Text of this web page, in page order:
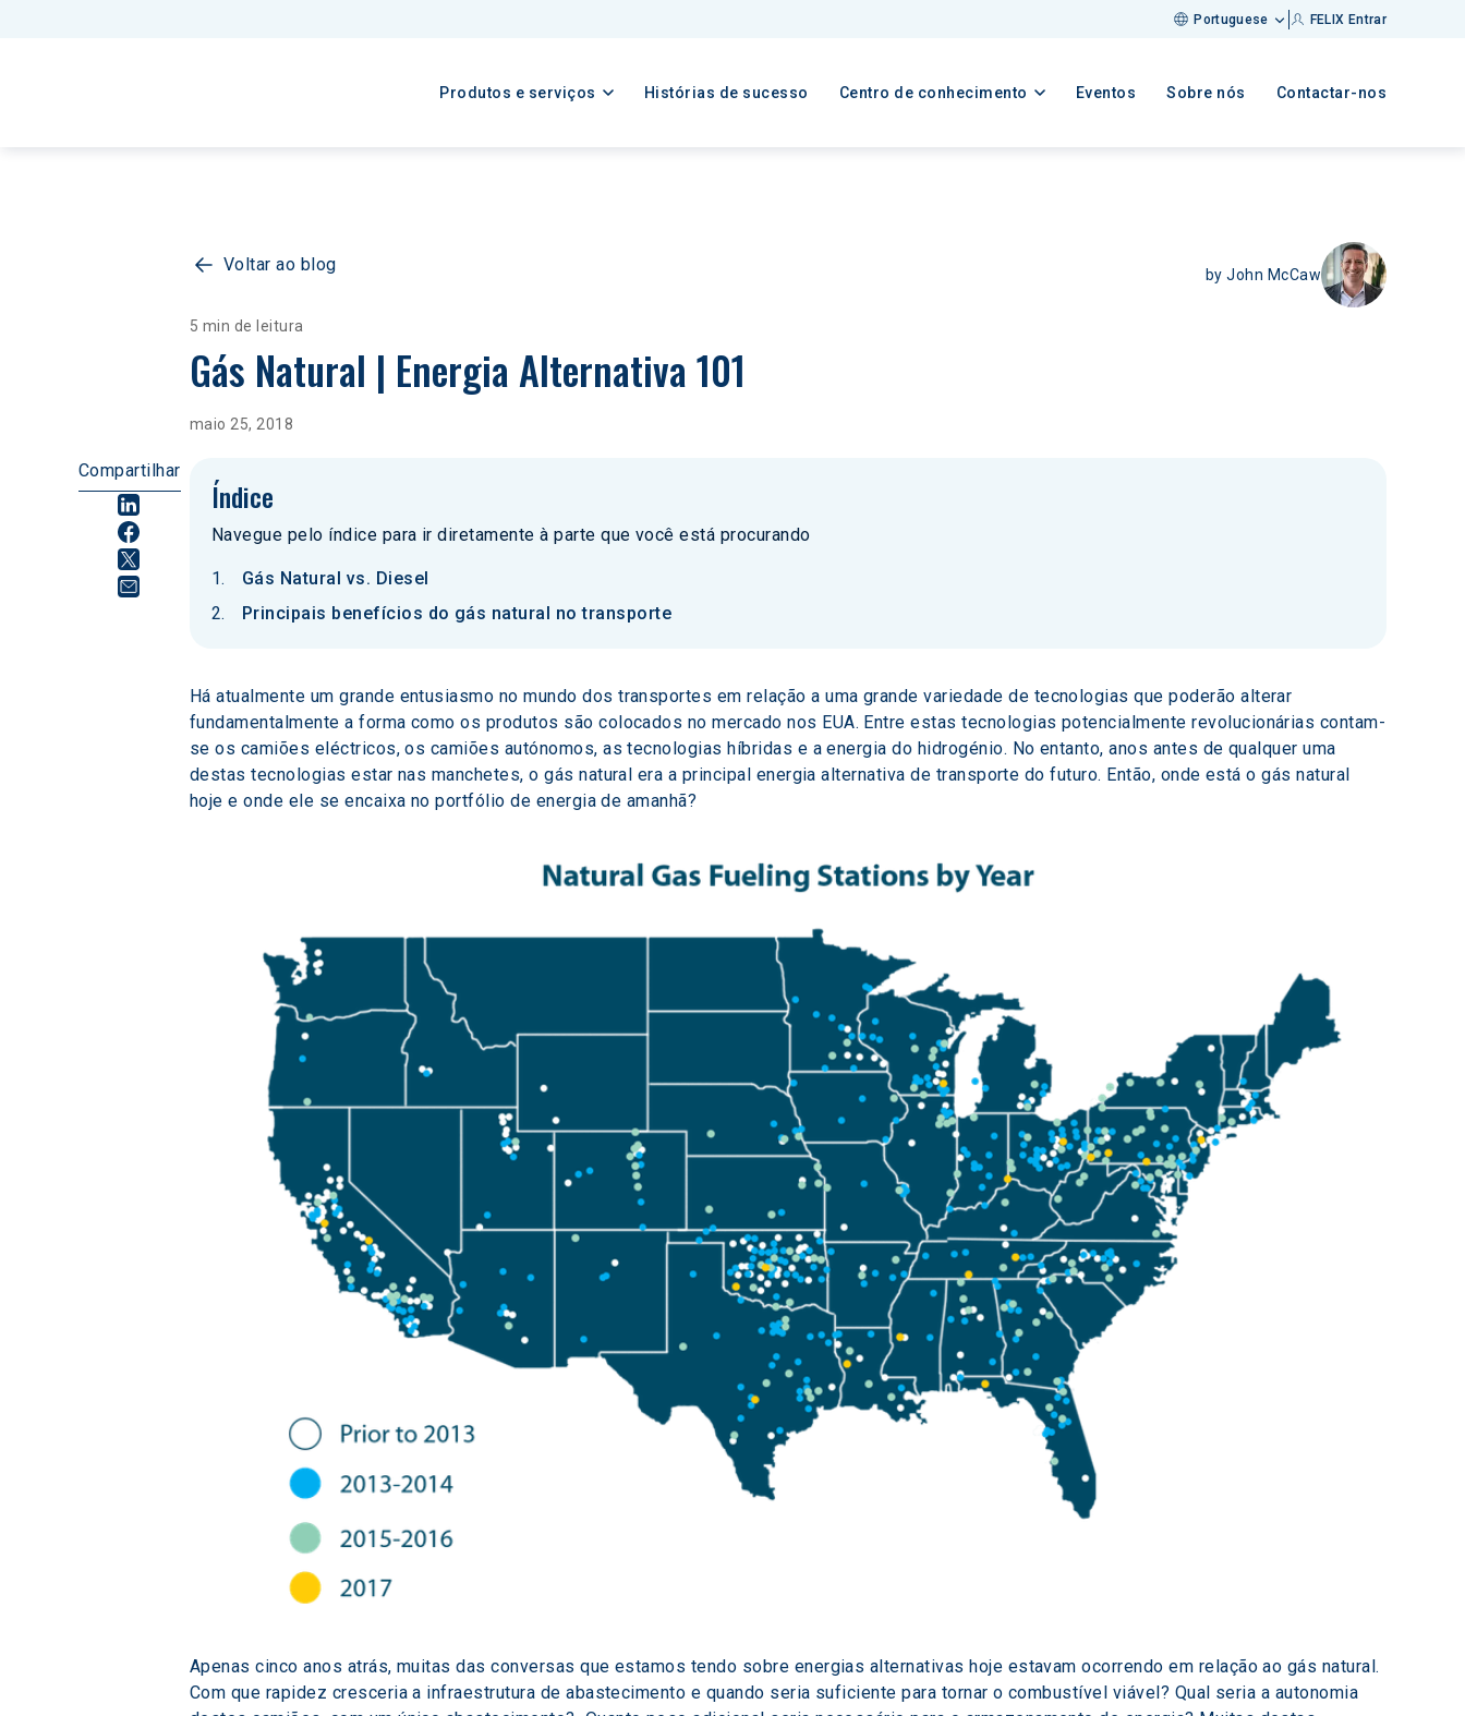
Portuguese FELIX Entrar
Produtos e serviços Histórias de sucesso Centro de conhecimento Eventos Sobre nós Contactar-nos
Voltar ao blog byJohn McCaw
5 min de leitura
Gás Natural | Energia Alternativa 101
maio 25, 2018
Compartilhar
Índice
Navegue pelo índice para ir diretamente à parte que você está procurando
Gás Natural vs. Diesel
Principais benefícios do gás natural no transporte
Há atualmente um grande entusiasmo no mundo dos transportes em relação a uma grande variedade de tecnologias que poderão alterar
fundamentalmente a forma como os produtos são colocados no mercado nos EUA. Entre estas tecnologias potencialmente revolucionárias contam-
se os camiões eléctricos, os camiões autónomos, as tecnologias híbridas e a energia do hidrogénio. No entanto, anos antes de qualquer uma
destas tecnologias estar nas manchetes, o gás natural era a principal energia alternativa de transporte do futuro. Então, onde está o gás natural
hoje e onde ele se encaixa no portfólio de energia de amanhã?
Apenas cinco anos atrás, muitas das conversas que estamos tendo sobre energias alternativas hoje estavam ocorrendo em relação ao gás natural.
Com que rapidez cresceria a infraestrutura de abastecimento e quando seria suficiente para tornar o combustível viável? Qual seria a autonomia